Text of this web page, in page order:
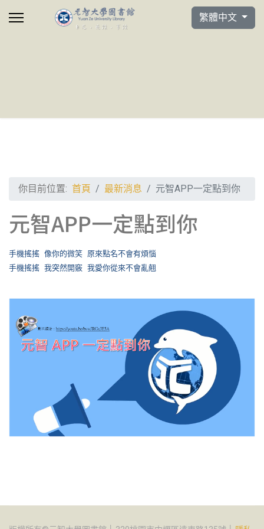
選擇你的語言
繁體中文
你目前位置: 首頁 最新消息 元智APP一定點到你
元智APP一定點到你
手機搖搖 像你的微笑 原來點名不會有煩惱
手機搖搖 我突然開竅 我愛你從來不會亂翹